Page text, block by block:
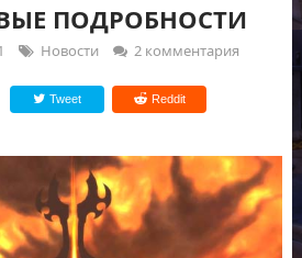
ПОДРОБНОСТИ
Новости 2 комментария
Tweet Reddit